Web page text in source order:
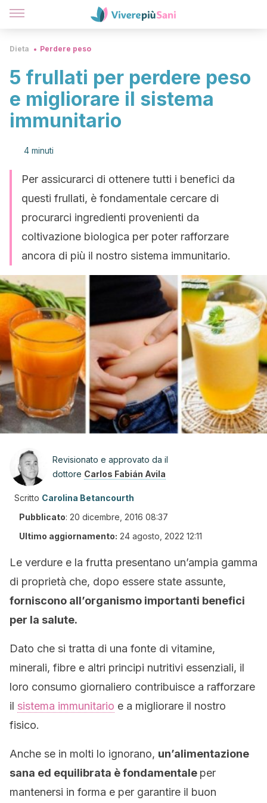
Dieta Perdere peso
5 frullati per perdere peso
e migliorare il sistema
immunitario
4 minuti
Per assicurarci di ottenere tutti i benefici da
questi frullati, è fondamentale cercare di
procurarci ingredienti provenienti da
coltivazione biologica per poter rafforzare
ancora di più il nostro sistema immunitario.
Revisionato e approvato da il
dottore Carlos Fabián Avila
Scritto Carolina Betancourth
Pubblicato: 20 dicembre, 2016 08:37
Ultimo aggiornamento: 24 agosto, 2022 12:11
Le verdure e la frutta presentano un’ampia gamma
di proprietà che, dopo essere state assunte,
forniscono all’organismo importanti benefici
per la salute.
Dato che si tratta di una fonte di vitamine,
minerali, fibre e altri principi nutritivi essenziali, il
loro consumo giornaliero contribuisce a rafforzare
il sistema immunitario e a migliorare il nostro
fisico.
Anche se in molti lo ignorano, un’alimentazione
sana ed equilibrata è fondamentale per
mantenersi in forma e per garantire il buon